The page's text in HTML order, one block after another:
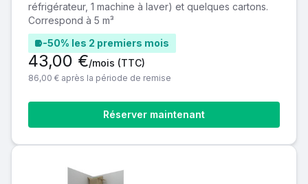
réfrigérateur, 1 machine à laver) et quelques cartons.
Correspond à 5 m³
-50% les 2 premiers mois
Réserver maintenant
43,00 €/mois (TTC)
86,00 € après la période de remise